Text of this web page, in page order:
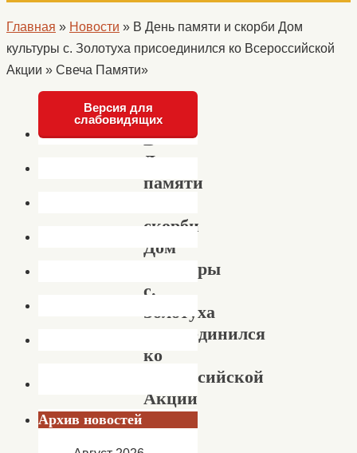
Главная » Новости » В День памяти и скорби Дом
культуры с. Золотуха присоединился ко Всероссийской
Акции » Свеча Памяти»
В
День
памяти
скорби
Дом
культуры
с.
Золотуха
присоединился
ко
Всероссийской
Акции
Версия для
слабовидящих
Архив новостей